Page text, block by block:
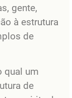
gente,
à estrutura
de
qual um
de